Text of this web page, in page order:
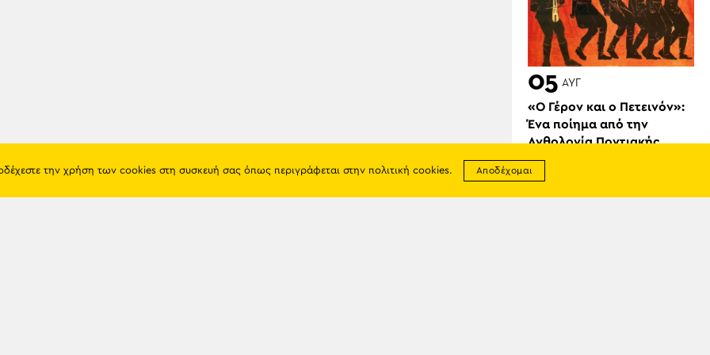
05 ΑΥΓ
«Ο Γέρον και ο Πετεινόν»:
Ένα ποίημα από την
Ανθολογία Ποντιακής
Ποίησης
την χρήση των cookies στη συσκευή σας όπως περιγράφεται στην πολιτική cookies. Αποδέχομαι